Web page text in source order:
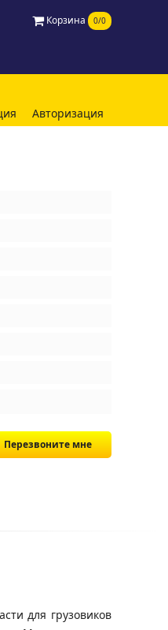
Корзина 0/0
Авторизация
Перезвоните мне
для грузовиков